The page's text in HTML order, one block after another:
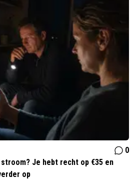
0
Je hebt recht op €35 en
op